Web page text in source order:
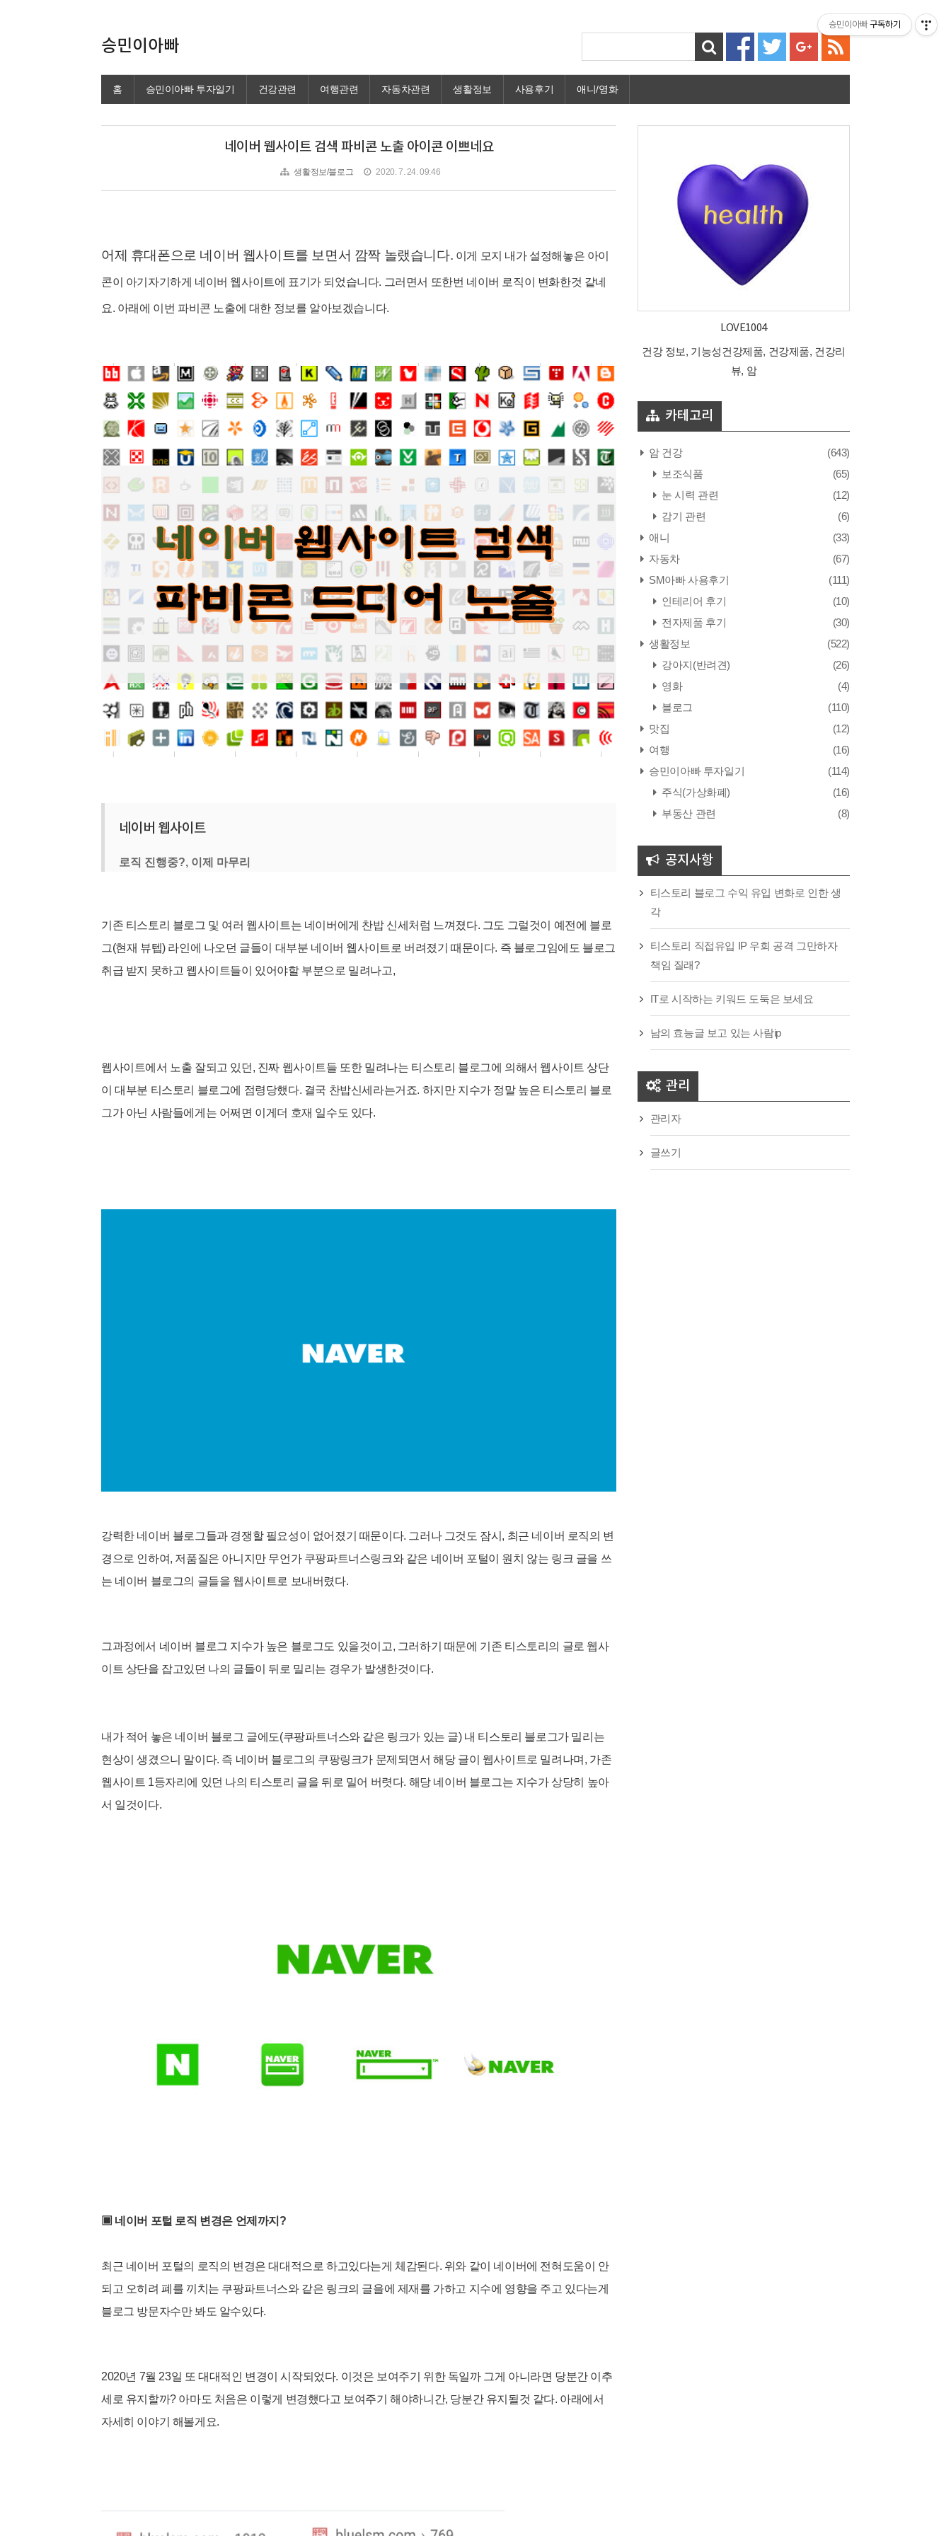
승민이아빠
홈 승민이아빠 투자일기 건강관련 여행관련 자동차관련 생활정보 사용후기 애니/영화
네이버 웹사이트 검색 파비콘 노출 아이콘 이쁘네요
생활정보/블로그 2020. 7. 24. 09:46
어제 휴대폰으로 네이버 웹사이트를 보면서 깜짝 놀랬습니다. 이게 모지 내가 설정해놓은 아이
콘이 아기자기하게 네이버 웹사이트에 표기가 되었습니다. 그러면서 또한번 네이버 로직이 변화한것 같네
요. 아래에 이번 파비콘 노출에 대한 정보를 알아보겠습니다.
네이버 웹사이트
로직 진행중?, 이제 마무리
기존 티스토리 블로그 및 여러 웹사이트는 네이버에게 찬밥 신세처럼 느껴졌다. 그도 그럴것이 예전에 블로
그(현재 뷰텝) 라인에 나오던 글들이 대부분 네이버 웹사이트로 버려졌기 때문이다. 즉 블로그임에도 블로그
취급 받지 못하고 웹사이트들이 있어야할 부분으로 밀려나고,
웹사이트에서 노출 잘되고 있던, 진짜 웹사이트들 또한 밀려나는 티스토리 블로그에 의해서 웹사이트 상단
이 대부분 티스토리 블로그에 점령당했다. 결국 찬밥신세라는거죠. 하지만 지수가 정말 높은 티스토리 블로
그가 아닌 사람들에게는 어쩌면 이게더 호재 일수도 있다.
강력한 네이버 블로그들과 경쟁할 필요성이 없어졌기 때문이다. 그러나 그것도 잠시, 최근 네이버 로직의 변
경으로 인하여, 저품질은 아니 지만 무언가 쿠팡파트너스링크와 같은 네이버 포털이 원치 않는 링크 글을 쓰
는 네이버 블로그의 글들을 웹사이트로 보내버렸다.
그과정에서 네이버 블로그 지수가 높은 블로그도 있을것이고, 그러하기 때문에 기존 티스토리의 글로 웹사
이트 상단을 잡고있던 나의 글들이 뒤로 밀리는 경우가 발생한것이다.
내가 적어 놓은 네이버 블로그 글에도(쿠팡파트너스와 같은 링크가 있는 글) 내 티스토리 블로그가 밀리는
현상이 생겼으니 말이다. 즉 네이버 블로그의 쿠팡링크가 문제되면서 해당 글이 웹사이트로 밀려나며, 가존
웹사이트 1등자리에 있던 나의 티스토리 글을 뒤로 밀어 버렷다. 해당 네이버 블로그는 지수가 상당히 높아
서 일것이다.
▣ 네이버 포털 로직 변경은 언제까지?
최근 네이버 포털의 로직의 변경은 대대적으로 하고있다는게 체 감된다. 위와 같이 네이버에 전혀도움이 안
되고 오히려 폐를 끼치는 쿠팡파트너스와 같은 링크의 글을에 제재를 가하고 지수에 영향을 주고 있다는게
블로그 방문자수만 봐도 알수있다.
2020년 7월 23일 또 대대적인 변경이 시작되었다. 이것은 보여주기 위한 독일까 그게 아니라면 당분간 이추
세로 유지할까? 아마도 처음은 이렇게 변경했다고 보여주기 해야하니간, 당분간 유지될것 같다. 아래에서
자세히 이야기 해볼게요.
LOVE1004
건강 정보, 기능성건강제품, 건강제품, 건강리
뷰, 암
카테고리
암 건강
(643)
보조식품
(65)
눈 시력 관련
(12)
감기 관련
(6)
애니
(33)
자동차
(67)
SM아빠 사용후기
(111)
인테리어 후기
(10)
전자제품 후기
(30)
생활정보
(522)
강아지(반려견)
(26)
영화
(4)
블로그
(110)
맛집
(12)
여행
(16)
승민이아빠 투자일기
(114)
주식(가상화폐)
(16)
부동산 관련
(8)
공지사항
티스토리 블로그 수익 유입 변화로 인한 생
각
티스토리 직접유입 IP 우회 공격 그만하자
책임 질래?
IT로 시작하는 키워드 도둑은 보세요
남의 효능글 보고 있는 사람ip
관리
관리자
글쓰기
승민이아빠 구독하기